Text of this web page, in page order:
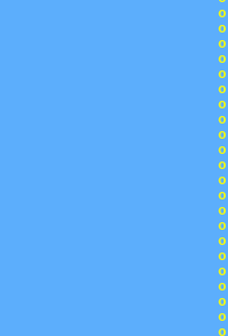
o
o
o
o
o
o
o
o
o
o
o
o
o
o
o
o
o
o
o
o
o
o